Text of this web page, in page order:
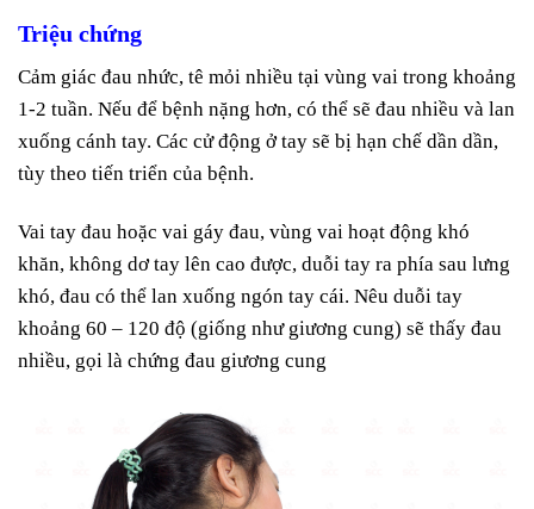
Triệu chứng
Cảm giác đau nhức, tê mỏi nhiều tại vùng vai trong khoảng
1-2 tuần. Nếu để bệnh nặng hơn, có thể sẽ đau nhiều và lan
xuống cánh tay. Các cử động ở tay sẽ bị hạn chế dần dần,
tùy theo tiến triển của bệnh.
Vai tay đau hoặc vai gáy đau, vùng vai hoạt động khó
khăn, không dơ tay lên cao được, duỗi tay ra phía sau lưng
khó, đau có thể lan xuống ngón tay cái. Nêu duỗi tay
khoảng 60 – 120 độ (giống như giương cung) sẽ thấy đau
nhiều, gọi là chứng đau giương cung